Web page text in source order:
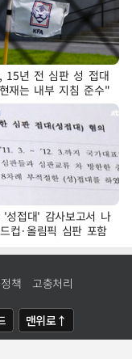
15년 전 심판 성 접대
재는 내부 지침 준수"
'성접대' 감사보고서 나
컵·올림픽 심판 포함
책 고충처리
맨위로↑